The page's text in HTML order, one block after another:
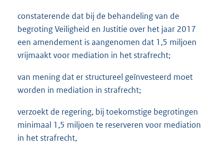
constaterende dat bij de behandeling van de
begroting Veiligheid en Justitie over het jaar 2017
een amendement is aangenomen dat 1,5 miljoen
vrijmaakt voor mediation in het strafrecht;
van mening dat er structureel geïnvesteerd moet
worden in mediation in strafrecht;
verzoekt de regering, bij toekomstige begrotingen
minimaal 1,5 miljoen te reserveren voor mediation
in het strafrecht,